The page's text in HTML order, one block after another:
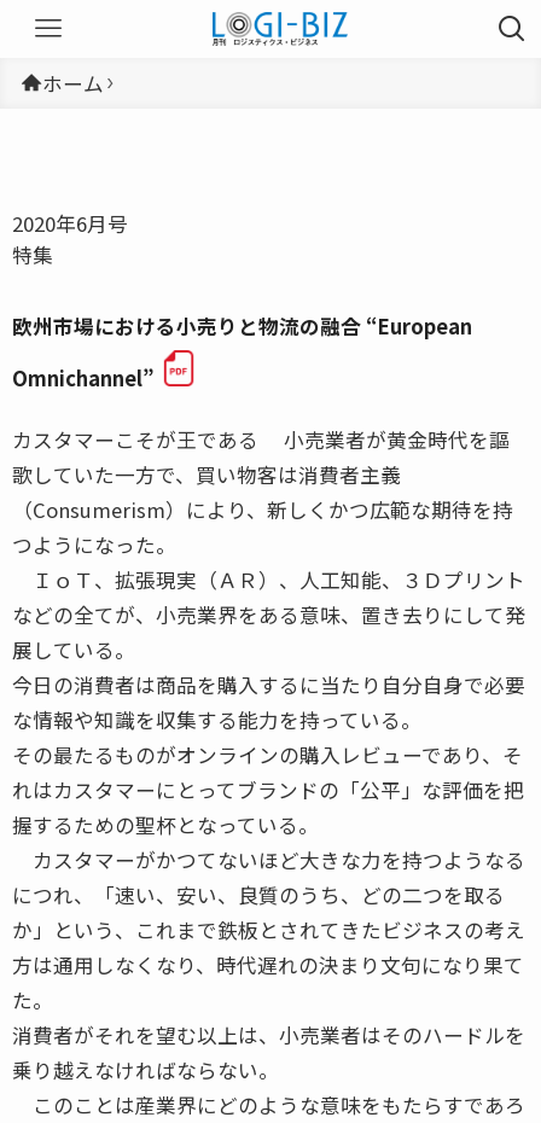
ホーム
2020年6月号
特集
欧州市場における小売りと物流の融合 “European
Omnichannel”
カスタマーこそが王である 小売業者が黄金時代を謳
歌していた一方で、買い物客は消費者主義
（Consumerism）により、新しくかつ広範な期待を持
つようになった。
ＩｏＴ、拡張現実（ＡＲ）、人工知能、３Ｄプリント
などの全てが、小売業界をある意味、置き去りにして発
展している。
今日の消費者は商品を購入するに当たり自分自身で必要
な情報や知識を収集する能力を持っている。
その最たるものがオンラインの購入レビューであり、そ
れはカスタマーにとってブランドの「公平」な評価を把
握するための聖杯となっている。
カスタマーがかつてないほど大きな力を持つようなる
につれ、「速い、安い、良質のうち、どの二つを取る
か」という、これまで鉄板とされてきたビジネスの考え
方は通用しなくなり、時代遅れの決まり文句になり果て
た。
消費者がそれを望む以上は、小売業者はそのハードルを
乗り越えなければならない。
このことは産業界にどのような意味をもたらすであろ